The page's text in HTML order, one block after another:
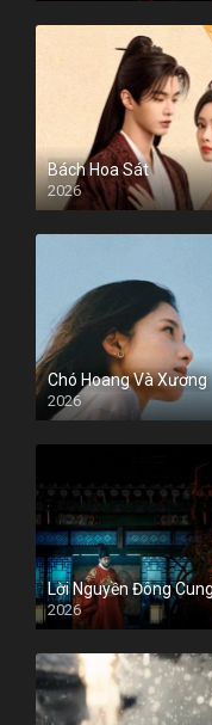
Bách Hoa Sát
2026
Chó Hoang Và Xương
2026
Lời Nguyền Đông
2026